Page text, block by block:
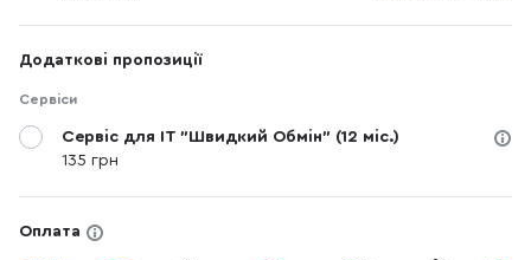
Додаткові пропозиції
Сервіси
Сервіс для IT "Швидкий Обмін" (12 міс.)
135 грн
Оплата